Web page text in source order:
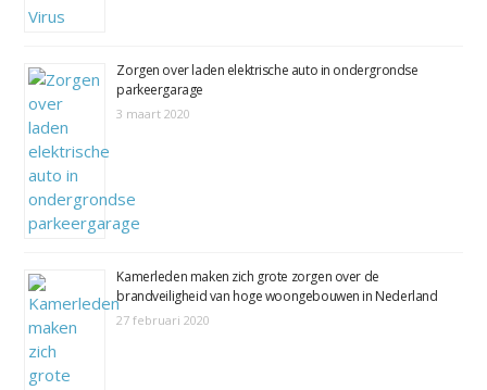
Zorgen over laden elektrische auto in ondergrondse
parkeergarage
3 maart 2020
Kamerleden maken zich grote zorgen over de
brandveiligheid van hoge woongebouwen in Nederland
27 februari 2020